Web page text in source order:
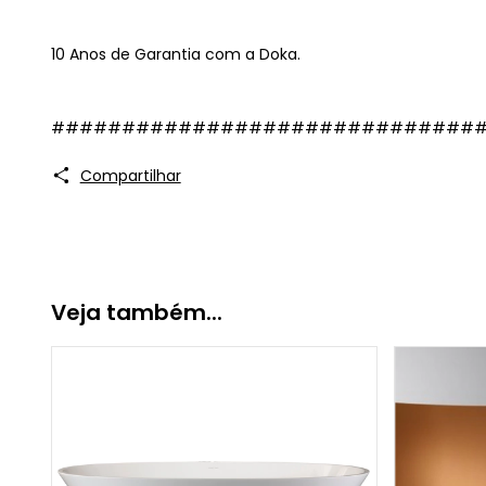
10 Anos de Garantia com a Doka.
Compartilhar
Veja também...